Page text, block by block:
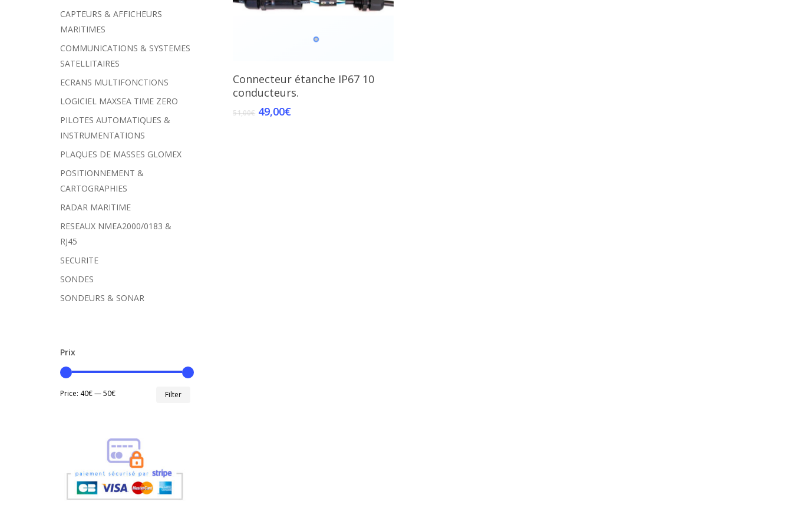
CAPTEURS & AFFICHEURS
MARITIMES
COMMUNICATIONS & SYSTEMES
SATELLITAIRES
ECRANS MULTIFONCTIONS
LOGICIEL MAXSEA TIME ZERO
PILOTES AUTOMATIQUES &
INSTRUMENTATIONS
PLAQUES DE MASSES GLOMEX
POSITIONNEMENT &
CARTOGRAPHIES
RADAR MARITIME
RESEAUX NMEA2000/0183 &
RJ45
SECURITE
SONDES
SONDEURS & SONAR
Prix
Filter
Price: 40€—50€
Add To Cart
Connecteur étanche IP67 10
conducteurs.
51,00€ 49,00€